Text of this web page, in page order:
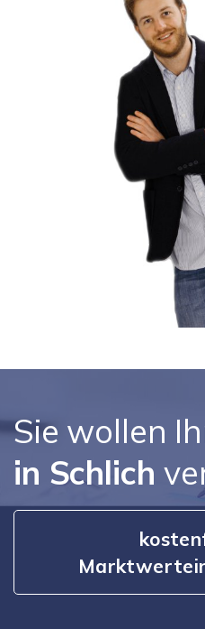
Sie wollen
in Schlich